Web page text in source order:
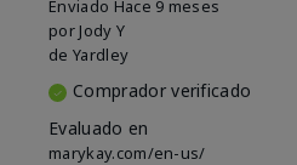
Enviado Hace 9 meses
por Jody Y
de Yardley
Comprador verificado
Evaluado en
marykay.com/en-us/